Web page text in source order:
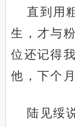
直到用
生，才与
位还记得
他，下个
陆见绥